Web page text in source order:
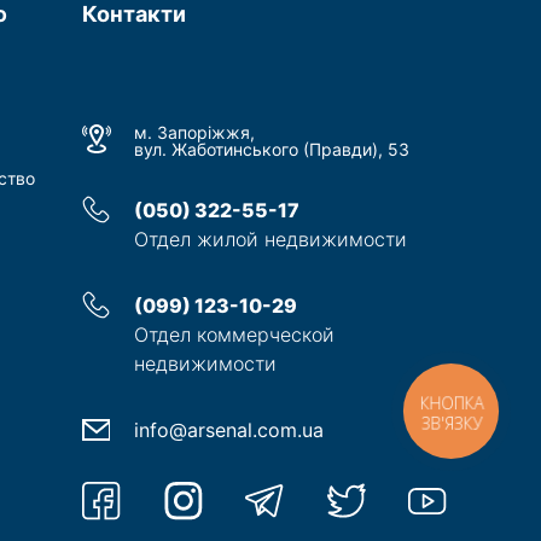
Контакти
м. Запоріжжя,
вул. Жаботинського (Правди), 53
(050) 322-55-17
Отдел жилой недвижимости
(099) 123-10-29
Отдел коммерческой
недвижимости
info@arsenal.com.ua
КНОПКА
ЗВ'ЯЗКУ